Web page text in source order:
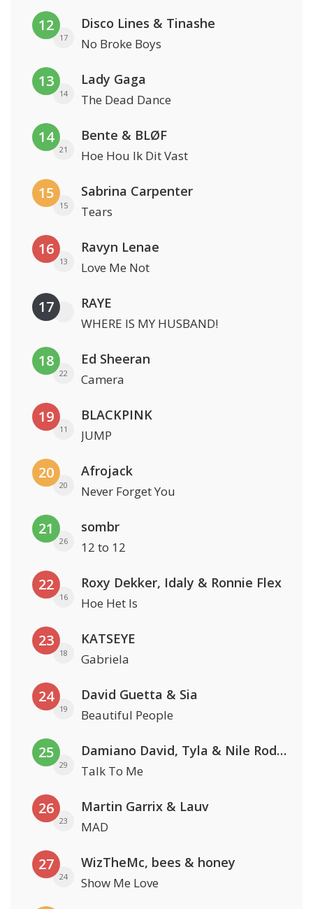
12
17
Disco Lines & Tinashe
No Broke Boys
13
14
Lady Gaga
The Dead Dance
14
21
Bente & BLØF
Hoe Hou Ik Dit Vast
15
15
Sabrina Carpenter
Tears
16
13
Ravyn Lenae
Love Me Not
17 RAYE
WHERE IS MY HUSBAND!
18
22
Ed Sheeran
Camera
19
11
BLACKPINK
JUMP
20
20
Afrojack
Never Forget You
21
26
sombr
12 to 12
22
16
Roxy Dekker, Idaly & Ronnie Flex
Hoe Het Is
23
18
KATSEYE
Gabriela
24
19
David Guetta & Sia
Beautiful People
25
29
Damiano David, Tyla & Nile Rodgers
Talk To Me
26
23
Martin Garrix & Lauv
MAD
27
24
WizTheMc, bees & honey
Show Me Love